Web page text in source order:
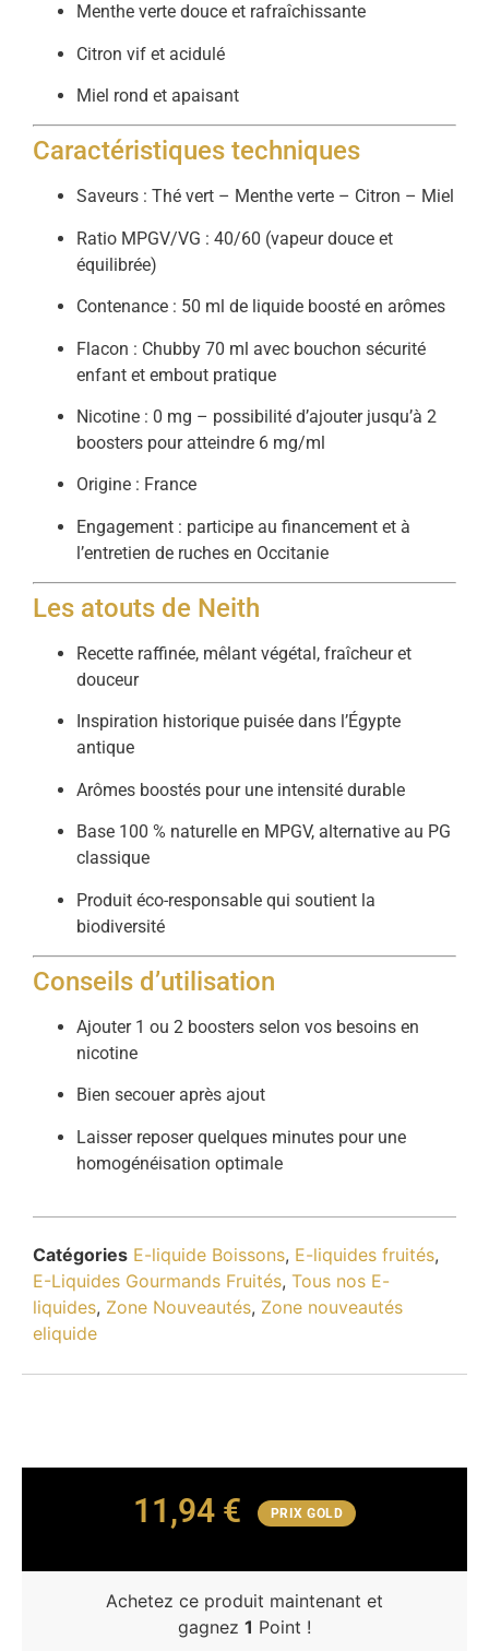
Menthe verte douce et rafraîchissante
Citron vif et acidulé
Miel rond et apaisant
Caractéristiques techniques
Saveurs : Thé vert – Menthe verte – Citron – Miel
Ratio MPGV/VG : 40/60 (vapeur douce et
équilibrée)
Contenance : 50 ml de liquide boosté en arômes
Flacon : Chubby 70 ml avec bouchon sécurité
enfant et embout pratique
Nicotine : 0 mg – possibilité d’ajouter jusqu’à 2
boosters pour atteindre 6 mg/ml
Origine : France
Engagement : participe au financement et à
l’entretien de ruches en Occitanie
Les atouts de Neith
Recette raffinée, mêlant végétal, fraîcheur et
douceur
Inspiration historique puisée dans l’Égypte
antique
Arômes boostés pour une intensité durable
Base 100 % naturelle en MPGV, alternative au PG
classique
Produit éco-responsable qui soutient la
biodiversité
Conseils d’utilisation
Ajouter 1 ou 2 boosters selon vos besoins en
nicotine
Bien secouer après ajout
Laisser reposer quelques minutes pour une
homogénéisation optimale
Catégories E-liquide Boissons, E-liquides fruités,
E-Liquides Gourmands Fruités, Tous nos E-
liquides, Zone Nouveautés, Zone nouveautés
eliquide
11,94 € PRIX GOLD
Achetez ce produit maintenant et
gagnez 1 Point !